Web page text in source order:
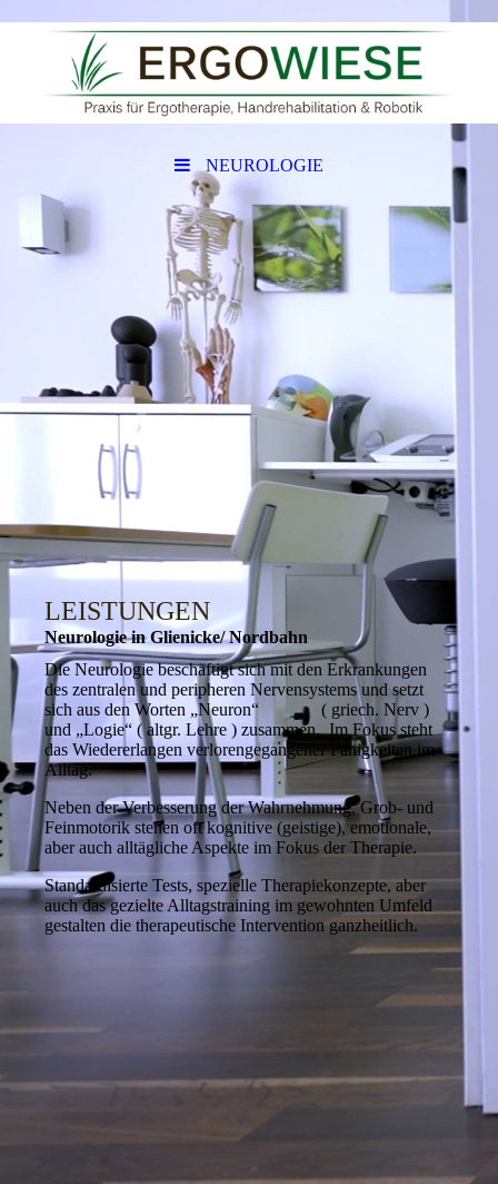
NEUROLOGIE
LEISTUNGEN
Neurologie in Glienicke/ Nordbahn
Die Neurologie beschäftigt sich mit den Erkrankungen
des zentralen und peripheren Nervensystems und setzt
sich aus den Worten „Neuron“ ( griech. Nerv )
und „Logie“ ( altgr. Lehre ) zusammen. Im Fokus steht
das Wiedererlangen verlorengegangener Fähigkeiten im
Alltag.
Neben der Verbesserung der Wahrnehmung, Grob- und
Feinmotorik stehen oft kognitive (geistige), emotionale,
aber auch alltägliche Aspekte im Fokus der Therapie.
Standardisierte Tests, spezielle Therapiekonzepte, aber
auch das gezielte Alltagstraining im gewohnten Umfeld
gestalten die therapeutische Intervention ganzheitlich.